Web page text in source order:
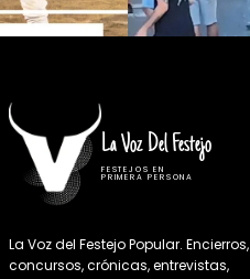
La Voz Del Festejo
FESTEJOS EN
PRIMERA PERSONA
La Voz del Festejo Popular. Encierros,
concursos, crónicas, entrevistas,